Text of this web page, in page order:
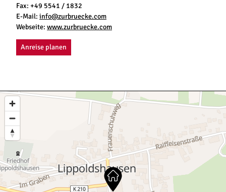
Fax: +49 5541 / 1832
E-Mail: info@zurbruecke.com
Webseite: www.zurbruecke.com
Anreise planen